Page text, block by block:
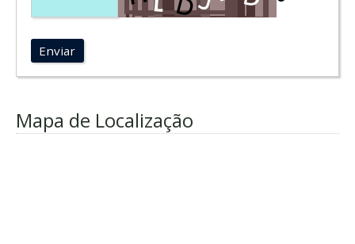
Enviar
Mapa de Localização